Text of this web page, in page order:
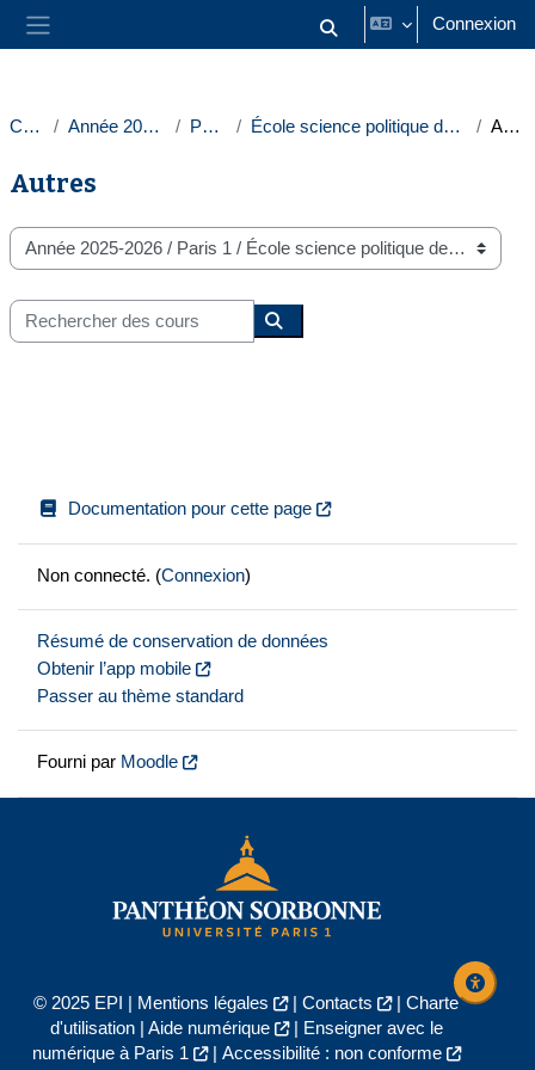
Panneau latéral Activer/désactiver la saisie
Connexion
Cours Année 2025-2026 Paris 1 École science politique de la Sorbonne Autres
Autres
Catégories de cours
Rechercher des cours
Documentation pour cette page
Non connecté. (Connexion)
Résumé de conservation de données
Obtenir l’app mobile
Passer au thème standard
Fourni par Moodle
© 2025 EPI | Mentions légales | Contacts | Charte
d'utilisation| Aide numérique |
Enseigner avec le
numérique à Paris 1
| Accessibilité : non conforme